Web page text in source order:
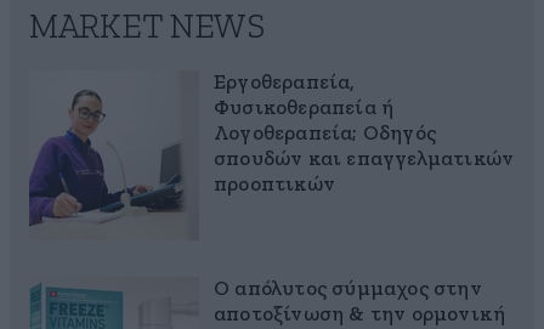
MARKET NEWS
Εργοθεραπεία,
Φυσικοθεραπεία ή
Λογοθεραπεία; Οδηγός
σπουδών και επαγγελματικών
προοπτικών
Ο απόλυτος σύμμαχος στην
αποτοξίνωση & την ορμονική